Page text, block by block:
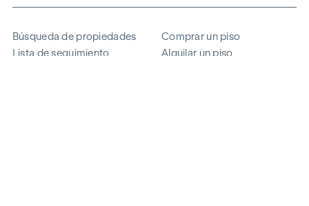
Búsqueda de propiedades
Lista de seguimiento
Comprar un piso
Alquilar un piso